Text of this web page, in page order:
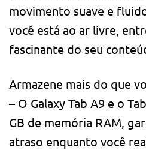
movimento suave e
você está ao ar livre,
fascinante do seu
Armazene mais do que
– O Galaxy Tab A9 e o
GB de memória RAM,
atraso enquanto você